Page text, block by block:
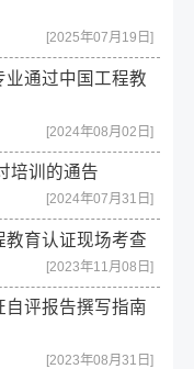
[2025年07月19日]
业通过中国工程教
[2024年08月02日]
培训的通告
[2024年07月31日]
育认证现场考查
[2023年11月08日]
自评报告撰写指南
[2023年08月31日]